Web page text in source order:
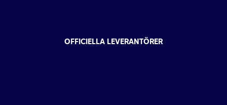
OFFICIELLA LEVERANTÖRER